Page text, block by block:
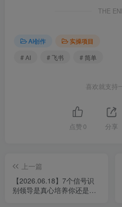
THE
AI创作
实操项目
# AI
# 飞书 # 简单
喜欢就支持
点赞 0 分享
上一篇
【2026.06.18】7个信号识
别领导是真心培养你还是画